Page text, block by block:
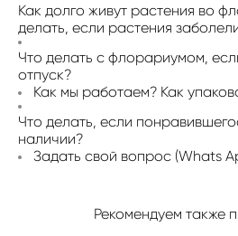
Как долго живут растения во
делать, если растения
Что делать с флорариумом,
отпуск?
Как мы работаем? Как
Что делать, если
наличии?
Задать свой вопрос (Whats
Рекомендуем также